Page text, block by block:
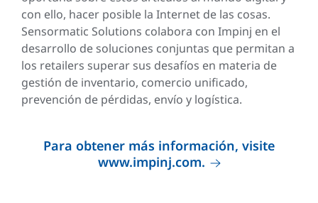
con ello, hacer posible la Internet de las cosas.
Sensormatic Solutions colabora con Impinj en el
desarrollo de soluciones conjuntas que permitan a
los retailers superar sus desafíos en materia de
gestión de inventario, comercio unificado,
prevención de pérdidas, envío y logística.
Para obtener más información, visite
www.impinj.com.